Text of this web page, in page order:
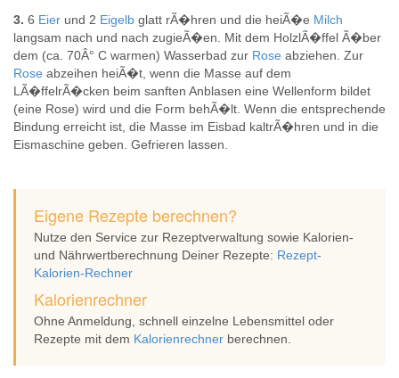
3. 6 Eier und 2 Eigelb glatt rÃ�hren und die heiÃ�e Milch
langsam nach und nach zugieÃ�en. Mit dem HolzlÃ�ffel Ã�ber
dem (ca. 70Â° C warmen) Wasserbad zur Rose abziehen. Zur
Rose abzeihen heiÃ�t, wenn die Masse auf dem
LÃ�ffelrÃ�cken beim sanften Anblasen eine Wellenform bildet
(eine Rose) wird und die Form behÃ�lt. Wenn die entsprechende
Bindung erreicht ist, die Masse im Eisbad kaltrÃ�hren und in die
Eismaschine geben. Gefrieren lassen.
Eigene Rezepte berechnen?
Nutze den Service zur Rezeptverwaltung sowie Kalorien-
und Nährwertberechnung Deiner Rezepte: Rezept-
Kalorien-Rechner
Kalorienrechner
Ohne Anmeldung, schnell einzelne Lebensmittel oder
Rezepte mit dem Kalorienrechner berechnen.